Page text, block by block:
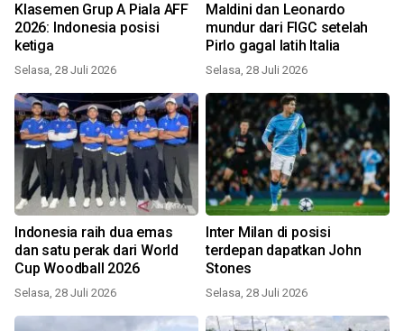
Klasemen Grup A Piala AFF
2026: Indonesia posisi
ketiga
Selasa, 28 Juli 2026
Maldini dan Leonardo
mundur dari FIGC setelah
Pirlo gagal latih Italia
Selasa, 28 Juli 2026
Indonesia raih dua emas
dan satu perak dari World
Cup Woodball 2026
Selasa, 28 Juli 2026
Inter Milan di posisi
terdepan dapatkan John
Stones
Selasa, 28 Juli 2026